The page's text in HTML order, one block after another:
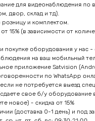
для видеонаблюдения по
двор, склад и тд).
и комплектом.
15% (в зависимости от
покупке оборудования у нас -
на ваш мобильный
приложение Satvision
по WhatsApp
не потребуется выезд
свое б/у оборудование
новое) - скидка от 15%
(доставка 0-1 день) и под